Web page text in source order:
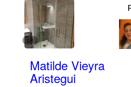
1/8
Matilde Vieyra
Aristegui